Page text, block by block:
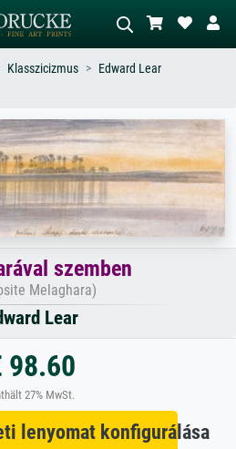
Írja le a jelenetet – pl. zöld rét, sok
piros absztrakt, sötét olajkép, álló akt
egy fa mellett.
Klasszicizmus
Edward Lear
szemben
Melaghara)
Lear
98.60
27% MwSt.
lenyomat konfigurálása